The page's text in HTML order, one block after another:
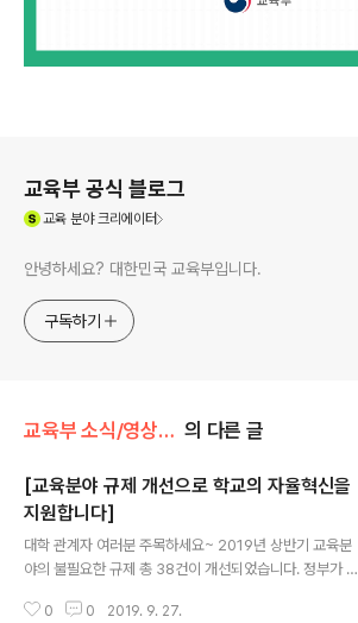
교육부 공식 블로그
교육분야 크리에이터
안녕하세요? 대한민국 교육부입니다.
구독하기
교육부 소식/영상·카드뉴스·인포그래픽 의 다른 글
[교육분야 규제 개선으로 학교의 자율혁신을
지원합니다]
대학 관계자 여러분 주목하세요~ 2019년 상반기 교육분
야의 불필요한 규제 총 38건이 개선되었습니다. 정부가 규
규제 입증책임제'를 운영하여 개선되는 교육분야 사례를
0 0 2019. 9. 27.